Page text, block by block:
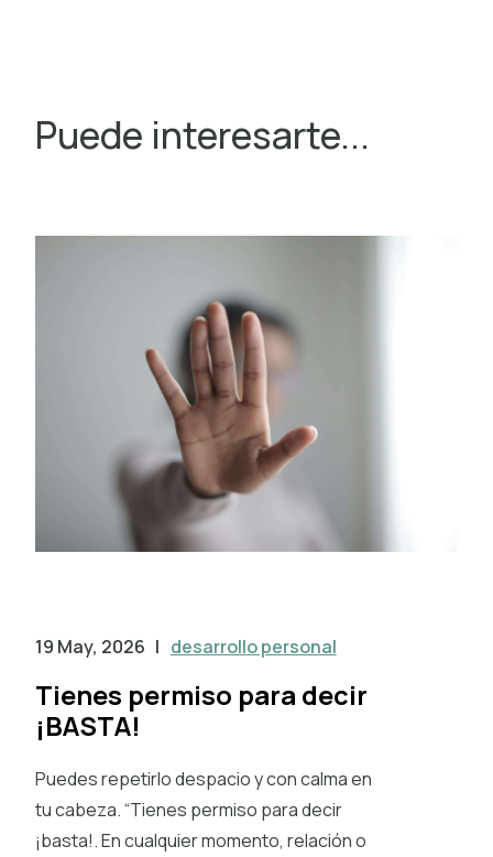
Puede interesarte...
19 May, 2026 | desarrollo personal
Tienes permiso para decir
¡BASTA!
Puedes repetirlo despacio y con calma en
tu cabeza. “Tienes permiso para decir
¡basta!. En cualquier momento, relación o